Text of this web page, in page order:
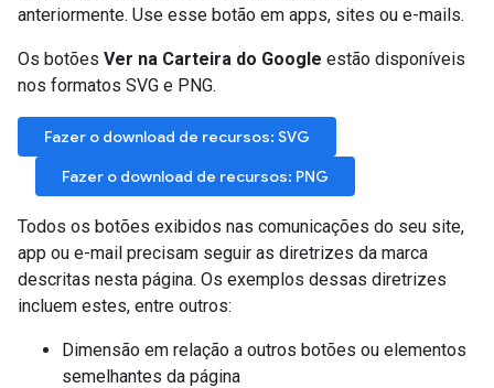
anteriormente. Use esse botão em apps, sites ou e-mails.
Os botões Ver na Carteira do Google estão disponíveis
nos formatos SVG e PNG.
Fazer o download de recursos: SVG
Fazer o download de recursos: PNG
Todos os botões exibidos nas comunicações do seu site,
app ou e-mail precisam seguir as diretrizes da marca
descritas nesta página. Os exemplos dessas diretrizes
incluem estes, entre outros:
Dimensão em relação a outros botões ou elementos
semelhantes da página